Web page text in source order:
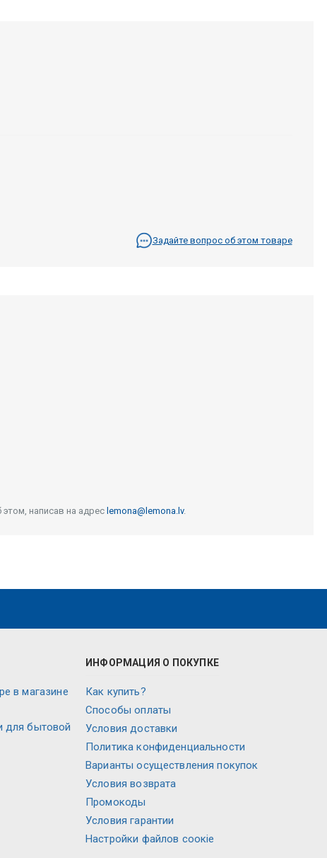
Задайте вопрос об этом товаре
написав на адрес lemona@lemona.lv.
в магазине
для бытовой
ИНФОРМАЦИЯ О ПОКУПКЕ
Как купить?
Способы оплаты
Условия доставки
Политика конфиденциальности
Варианты осуществления покупок
Условия возврата
Промокоды
Условия гарантии
Настройки файлов соокіе